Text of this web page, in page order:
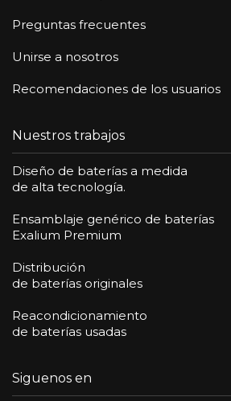
Preguntas frecuentes
Unirse a nosotros
Recomendaciones de los usuarios
Nuestros trabajos
Diseño de baterías a medida
de alta tecnología.
Ensamblaje genérico de baterías
Exalium Premium
Distribución
de baterías originales
Reacondicionamiento
de baterías usadas
Siguenos en